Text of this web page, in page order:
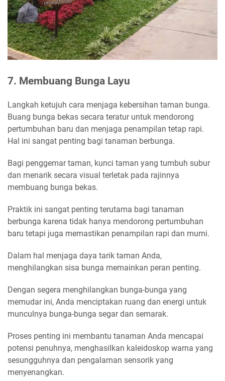
7. Membuang Bunga Layu
Langkah ketujuh cara menjaga kebersihan taman bunga.
Buang bunga bekas secara teratur untuk mendorong
pertumbuhan baru dan menjaga penampilan tetap rapi.
Hal ini sangat penting bagi tanaman berbunga.
Bagi penggemar taman, kunci taman yang tumbuh subur
dan menarik secara visual terletak pada rajinnya
membuang bunga bekas.
Praktik ini sangat penting terutama bagi tanaman
berbunga karena tidak hanya mendorong pertumbuhan
baru tetapi juga memastikan penampilan rapi dan murni.
Dalam hal menjaga daya tarik taman Anda,
menghilangkan sisa bunga memainkan peran penting.
Dengan segera menghilangkan bunga-bunga yang
memudar ini, Anda menciptakan ruang dan energi untuk
munculnya bunga-bunga segar dan semarak.
Proses penting ini membantu tanaman Anda mencapai
potensi penuhnya, menghasilkan kaleidoskop warna yang
sesungguhnya dan pengalaman sensorik yang
menyenangkan.